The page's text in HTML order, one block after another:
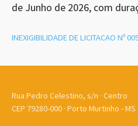
de Junho de 2026, com
INEXIGIBILIDADE DE LICITACAO Nº
Rua Pedro Celestino, s/n · Centro
CEP 79280-000 · Porto Murtinho - MS